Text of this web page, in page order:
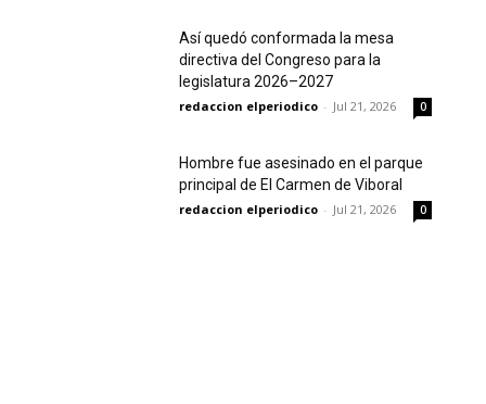
Así quedó conformada la mesa
directiva del Congreso para la
legislatura 2026–2027
redaccion elperiodico - Jul 21, 2026 0
Hombre fue asesinado en el parque
principal de El Carmen de Viboral
redaccion elperiodico - Jul 21, 2026 0